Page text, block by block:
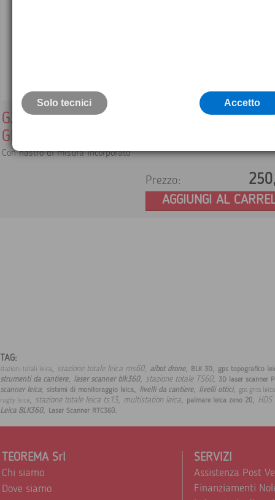
GZS4 Misuratore di altezza strumentale
GPS
Con nastro di misura incorporato
Prezzo:
AGGIUNGI AL
TAG:
stazioni totali leica, stazione totale leica ms60, aibot drone, BLK 3D, gps topografico
strumenti da cantiere, laser scanner blk360, stazione totale TS60, 3D laser scanner
scanner leica, sistemi di monitoraggio leica, livelli da cantiere, livelli ottici,
gps gnss
rugby leica, stazione totale leica ts13, multistation leica, palmare leica zeno 20, HDS
Leica BLK360, Laser Scanner RTC360.
TEOREMA Srl
Chi siamo
Dove siamo
SERVIZI
Assistenza Post
Finanziamenti
Solo tecnici Accetto